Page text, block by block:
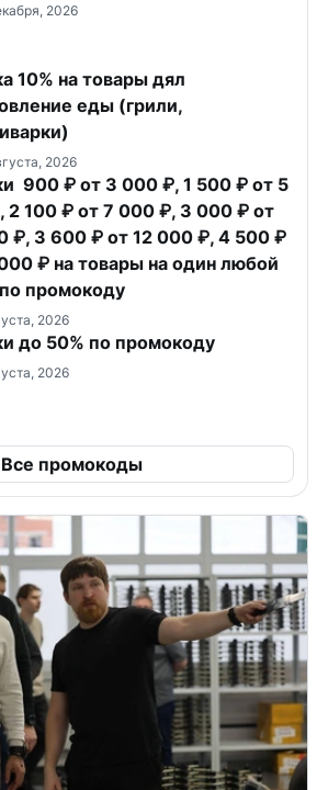
2026
10% на товары дял
еды (грили,
2026
900 ₽ от 3 000 ₽, 1 500 ₽ от 5
2 100 ₽ от 7 000 ₽, 3 000 ₽ от
₽, 3 600 ₽ от 12 000 ₽, 4 500 ₽
на один любой
по промокоду
2026
до 50% по промокоду
2026
Все промокоды